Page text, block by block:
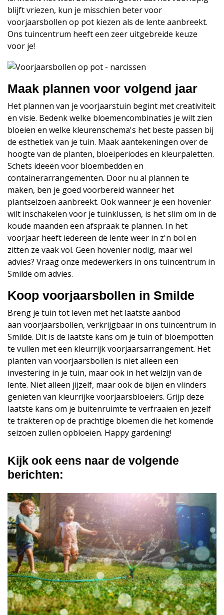
blijft vriezen, kun je misschien beter voor
voorjaarsbollen op pot kiezen als de lente aanbreekt.
Ons tuincentrum heeft een zeer uitgebreide keuze
voor je!
Maak plannen voor volgend jaar
Het plannen van je voorjaarstuin begint met creativiteit
en visie. Bedenk welke bloemencombinaties je wilt zien
bloeien en welke kleurenschema's het beste passen bij
de esthetiek van je tuin. Maak aantekeningen over de
hoogte van de planten, bloeiperiodes en kleurpaletten.
Schets ideeën voor bloembedden en
containerarrangementen. Door nu al plannen te
maken, ben je goed voorbereid wanneer het
plantseizoen aanbreekt. Ook wanneer je een hovenier
wilt inschakelen voor je tuinklussen, is het slim om in de
koude maanden een afspraak te plannen. In het
voorjaar heeft iedereen de lente weer in z'n bol en
zitten ze vaak vol. Geen hovenier nodig, maar wel
advies? Vraag onze medewerkers in ons tuincentrum in
Smilde om advies.
Koop voorjaarsbollen in Smilde
Breng je tuin tot leven met het laatste aanbod
aan voorjaarsbollen, verkrijgbaar in ons tuincentrum in
Smilde. Dit is de laatste kans om je tuin of bloempotten
te vullen met een kleurrijk voorjaarsarrangement. Het
planten van voorjaarsbollen is niet alleen een
investering in je tuin, maar ook in het welzijn van de
lente. Niet alleen jijzelf, maar ook de bijen en vlinders
genieten van kleurrijke voorjaarsbloeiers. Grijp deze
laatste kans om je buitenruimte te verfraaien en jezelf
te trakteren op de prachtige bloemen die het komende
seizoen zullen opbloeien. Happy gardening!
Kijk ook eens naar de volgende
berichten: